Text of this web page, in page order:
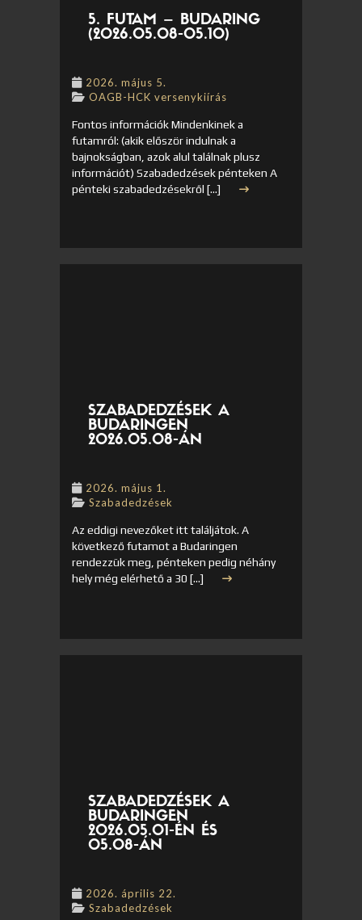
5. FUTAM – BUDARING
(2026.05.08-05.10)
2026. május 5.
OAGB-HCK versenykiírás
Fontos információk Mindenkinek a
futamról: (akik először indulnak a
bajnokságban, azok alul találnak plusz
információt) Szabadedzések pénteken A
pénteki szabadedzésekről […]
SZABADEDZÉSEK A
BUDARINGEN
2026.05.08-ÁN
2026. május 1.
Szabadedzések
Az eddigi nevezőket itt találjátok. A
következő futamot a Budaringen
rendezzük meg, pénteken pedig néhány
hely még elérhető a 30 […]
SZABADEDZÉSEK A
BUDARINGEN
2026.05.01-ÉN ÉS
05.08-ÁN
2026. április 22.
Szabadedzések